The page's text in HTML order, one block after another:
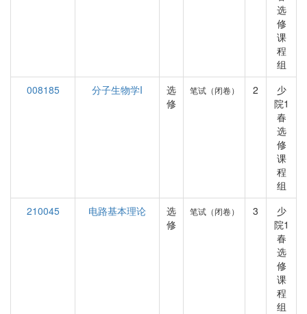
选
修
课
程
组
008185
分子生物学I
选
修
笔试（闭卷） 2
少
院1
春
选
修
课
程
组
210045
电路基本理论
选
修
笔试（闭卷） 3
少
院1
春
选
修
课
程
组